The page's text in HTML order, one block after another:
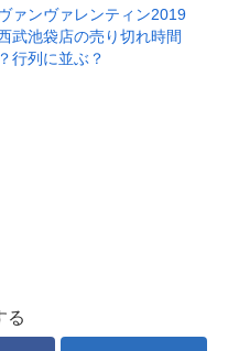
ァンヴァレンティン2019
武池袋店の売り切れ時間
行列に並ぶ？
る